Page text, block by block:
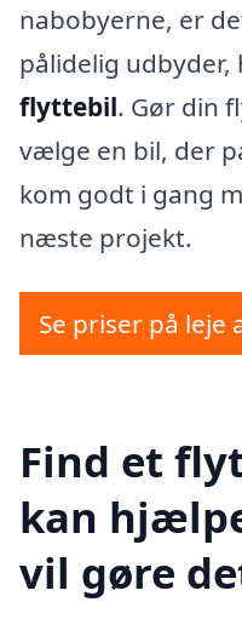
nabobyerne, er
pålidelig udbyder,
flyttebil. Gør din
vælge en bil, der
kom godt i gang
næste projekt.
Se priser på
Find et
kan
vil gøre